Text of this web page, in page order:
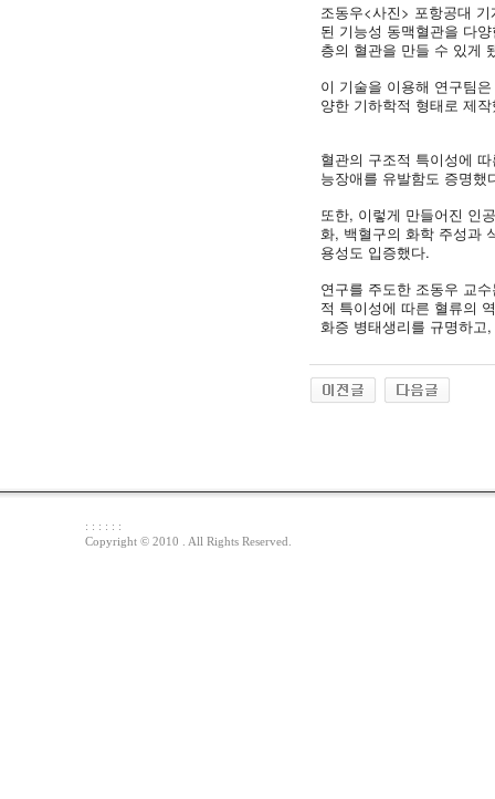
조동우<사진> 포항공대
된 기능성 동맥혈관을 다
층의 혈관을 만들 수 있게
이 기술을 이용해 연구팀
양한 기하학적 형태로 제
혈관의 구조적 특이성에
능장애를 유발함도 증명했
또한, 이렇게 만들어진 인
화, 백혈구의 화학 주성과
용성도 입증했다.
연구를 주도한 조동우 교
적 특이성에 따른 혈류의
화증 병태생리를 규명하고
: : : : : :
Copyright © 2010 . All Rights Reserved.